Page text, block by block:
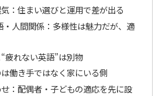
：住まい選びと運用で差が出る
・人間関係：多様性は魅力だが、適
疲れない英語”は別物
働き手ではなく家にいる側
：配偶者・子どもの適応を先に設